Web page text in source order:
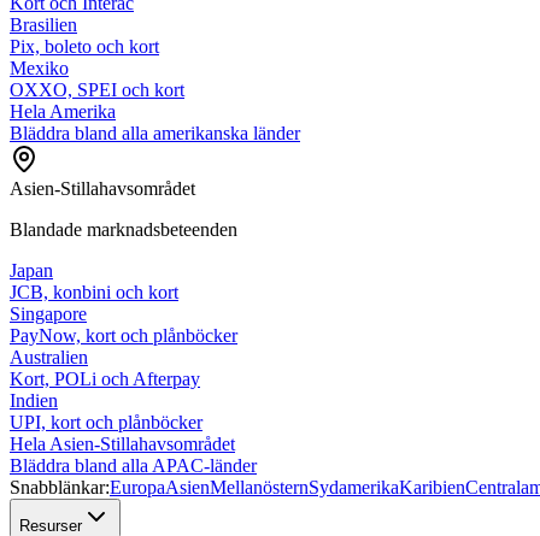
Brasilien
Pix, boleto och kort
Mexiko
OXXO, SPEI och kort
Hela Amerika
Bläddra bland alla amerikanska länder
Asien-Stillahavsområdet
Blandade marknadsbeteenden
Japan
JCB, konbini och kort
Singapore
PayNow, kort och plånböcker
Australien
Kort, POLi och Afterpay
Indien
UPI, kort och plånböcker
Hela Asien-Stillahavsområdet
Bläddra bland alla APAC-länder
Snabblänkar:EuropaAsienMellanösternSydamerikaKaribien
Resurser